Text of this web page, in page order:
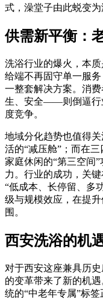
式，澡堂子由此蜕变为
供需新平衡：
洗浴行业的爆火，本
给端不再固守单一服
一整套解决方案。消
生、安全——则倒逼行
度竞争。
地域分化趋势也值得
活的“减压舱”；而在
家庭休闲的“第三空间
力。行业的成功，关
“低成本、长停留、多
级与规模效应，在提
围。
西安洗浴的机
对于西安这座兼具历
的变革带来了新的机
统的“中老年专属”标